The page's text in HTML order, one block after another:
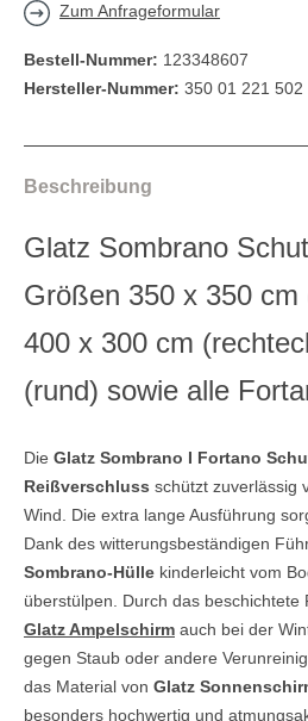
Zum Anfrageformular
Bestell-Nummer: 123348607
Hersteller-Nummer: 350 01 221 502
Beschreibung
Glatz Sombrano
Größen 350 x 350 cm
400 x 300 cm
(rund) sowie alle
Die Glatz Sombrano I Fortano
Reißverschluss schützt zuverlässig
Wind. Die extra lange Ausführung
Dank des witterungsbeständigen
Sombrano-Hülle kinderleicht vom
überstülpen. Durch das beschichtete
Glatz Ampelschirm auch bei der
gegen Staub oder andere
das Material von Glatz
besonders hochwertig und